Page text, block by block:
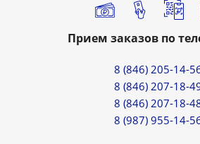
Прием заказов по
8 (846) 205-14-
8 (846) 207-18-
8 (846) 207-18-
8 (987) 955-14-